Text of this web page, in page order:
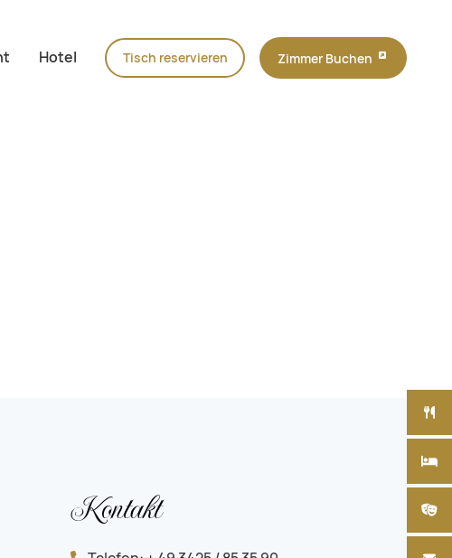
Hotel Navigation wiederholen
Tisch reservieren Zimmer Buchen
Kontakt